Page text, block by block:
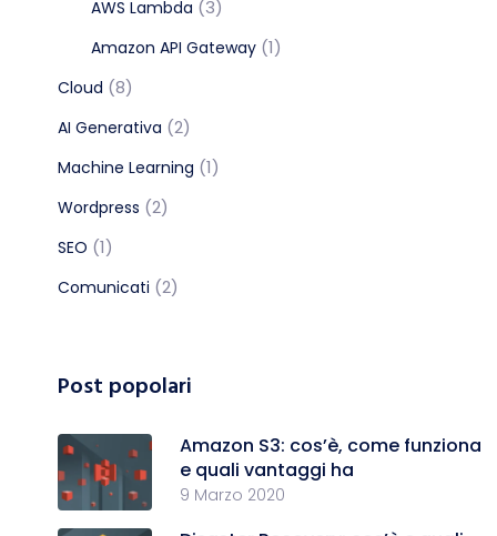
AWS Lambda (3)
Amazon API Gateway (1)
Cloud (8)
AI Generativa (2)
Machine Learning (1)
Wordpress (2)
SEO (1)
Comunicati (2)
Post popolari
Amazon S3: cos’è, come funziona
e quali vantaggi ha
9 Marzo 2020